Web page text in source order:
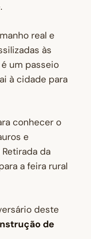
real e
às
um passeio
à cidade para
conhecer o
e
da
a feira rural
deste
de